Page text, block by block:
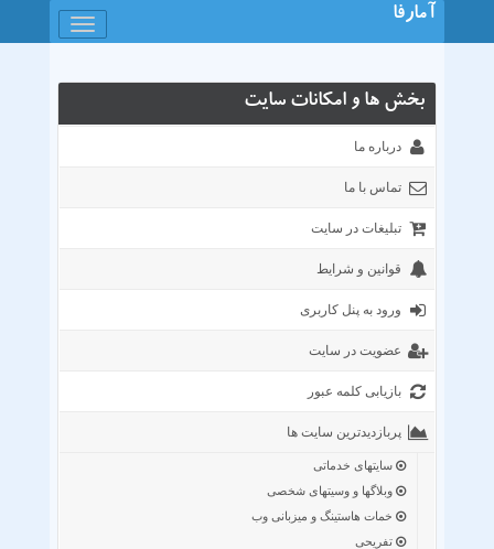
باز
کردن
آمارفا
بخش ها و امکانات سایت
درباره ما
تماس با ما
تبلیغات در سایت
قوانین و شرایط
ورود به پنل کاربری
عضویت در سایت
بازیابی کلمه عبور
پربازدیدترین سایت ها
سایتهای خدماتی
وبلاگها و وسیتهای شخصی
خمات هاستینگ و میزبانی وب
تفریحی